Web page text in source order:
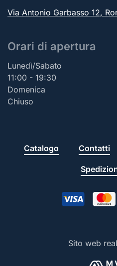
Via Antonio Garbasso 12,
Orari di apertura
Lunedì/Sabato
11:00 - 19:30
Domenica
Chiuso
Catalogo Contatti
Sito web